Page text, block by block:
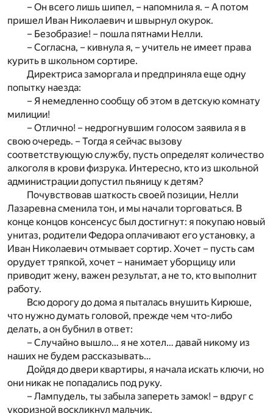
– Он всего лишь шипел, – напомнила я. – А потом
пришел Иван Николаевич и швырнул окурок.
– Безобразие! – пошла пятнами Нелли.
– Согласна, – кивнула я, – учитель не имеет права
курить в школьном сортире.
Директриса заморгала и предприняла еще одну
попытку наезда:
– Я немедленно сообщу об этом в детскую комнату
милиции!
– Отлично! – недрогнувшим голосом заявила я в
свою очередь. – Тогда я сейчас вызову
соответствующую службу, пусть определят количество
алкоголя в крови физрука. Интересно, кто из школьной
администрации допустил пьяницу к детям?
Почувствовав шаткость своей позиции, Нелли
Лазаревна сменила тон, и мы начали торговаться. В
конце концов консенсус был достигнут: я покупаю новый
унитаз, родители Федора оплачивают его установку, а
Иван Николаевич отмывает сортир. Хочет – пусть сам
орудует тряпкой, хочет – нанимает уборщицу или
приводит жену, важен результат, а не то, кто выполнит
работу.
Всю дорогу до дома я пыталась внушить Кирюше,
что нужно думать головой, прежде чем что-либо
делать, а он бубнил в ответ:
– Случайно вышло… я не хотел… давай никому из
наших не будем рассказывать…
Дойдя до двери квартиры, я начала искать ключи, но
они никак не попадались под руку.
– Лампудель, ты забыла запереть замок! – вдруг с
укоризной воскликнул мальчик.